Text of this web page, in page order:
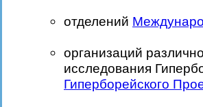
отделений
организаций
исследования
Гиперборейского